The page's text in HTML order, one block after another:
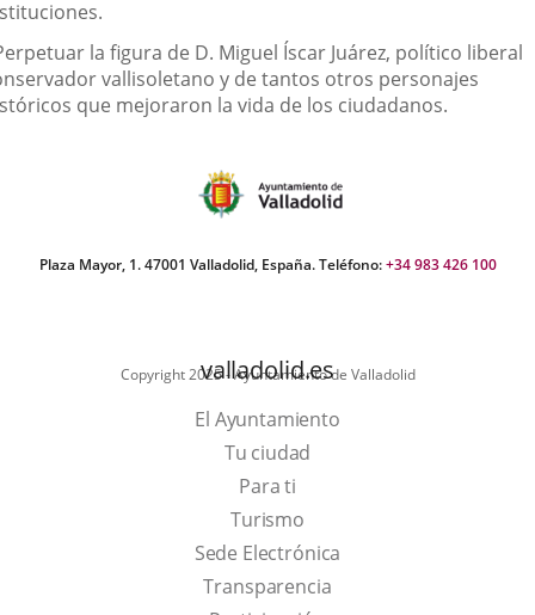
la figura de D. Miguel Íscar Juárez, político liberal
vallisoletano y de tantos otros personajes
que mejoraron la vida de los ciudadanos.
Plaza Mayor, 1. 47001 Valladolid, España. Teléfono:+34 983 426 100
Copyright 2025 - Ayuntamiento de Valladolid
valladolid.es
El Ayuntamiento
Tu ciudad
Para ti
TurismoThis
link
will
Sede Electrónica
Transparencia